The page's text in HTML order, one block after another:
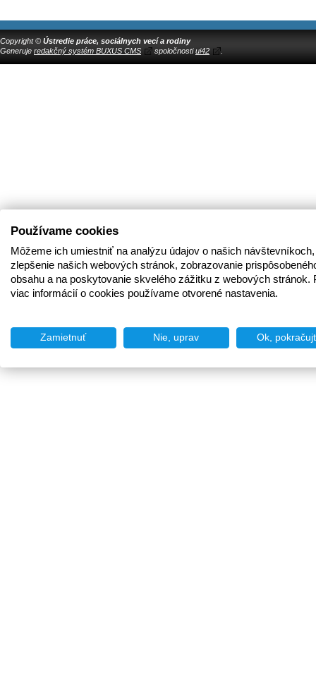
Copyright © Ústredie práce, sociálnych vecí a rodiny
Generuje redakčný systém BUXUS CMS spoločnostiui42
Používame cookies
Môžeme ich umiestniť na analýzu údajov o našich
zlepšenie našich webových stránok, zobrazovanie
obsahu a na poskytovanie skvelého zážitku z webových stránok.
viac informácií o cookies používame otvorené nastavenia.
Zamietnuť Nie, uprav Ok,